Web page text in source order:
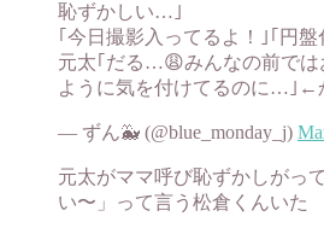
恥ずかしい…｣
｢今日撮影入ってるよ！｣｢円盤
元太｢だる…😩みんなの前では
ように気を付けてるのに…｣←
— ずん🐳 (@blue_monday_j)
元太がママ呼び恥ずかしがっ
い〜」って言う松倉くんいた